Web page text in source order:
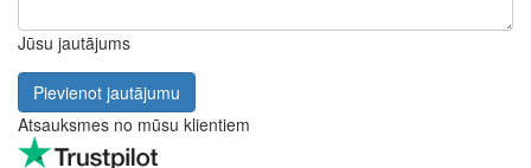
Jūsu jautājums
Pievienot jautājumu
Atsauksmes no mūsu klientiem